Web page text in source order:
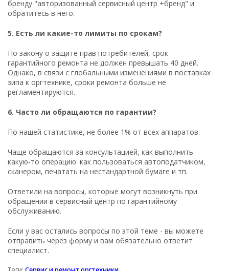
бренду "авторизованный сервисный центр +бренд" и
обратитесь в него.
5. Есть ли какие-то лимиты по срокам?
По закону о защите прав потребителей, срок
гарантийного ремонта не должен превышать 40 дней.
Однако, в связи с глобальными изменениями в поставках
зипа к оргтехнике, сроки ремонта больше не
регламентируются.
6. Часто ли обращаются по гарантии?
По нашей статистике, не более 1% от всех аппаратов.
Чаще обращаются за консультацией, как выполнить
какую-то операцию: как пользоваться автоподатчиком,
сканером, печатать на нестандартной бумаге и тп.
Ответили на вопросы, которые могут возникнуть при
обращении в сервисный центр по гарантийному
обслуживанию.
Если у вас остались вопросы по этой теме - вы можете
отправить через форму и вам обязательно ответит
специалист.